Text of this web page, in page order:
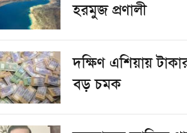
হরমুজ প্রণালী
দক্ষিণ এশিয়ায়
বড় চমক